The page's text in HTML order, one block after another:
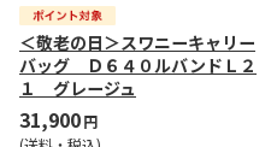
＜敬老の日＞スワニーキャリー
バッグ Ｄ６４０ルバンドＬ２
１ グレージュ
31,900円